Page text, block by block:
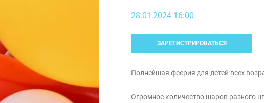
28.01.2024 16:00
ЗАРЕГИСТРИРОВАТЬСЯ
Полнейшая феерия для детей всех
Огромное количество шаров разного